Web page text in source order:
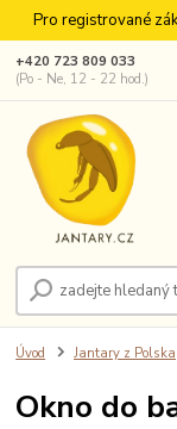
Pro registrované
+420 723 809 033
(Po - Ne, 12 - 22 hod.)
Úvod Jantary z Polska
Okno do